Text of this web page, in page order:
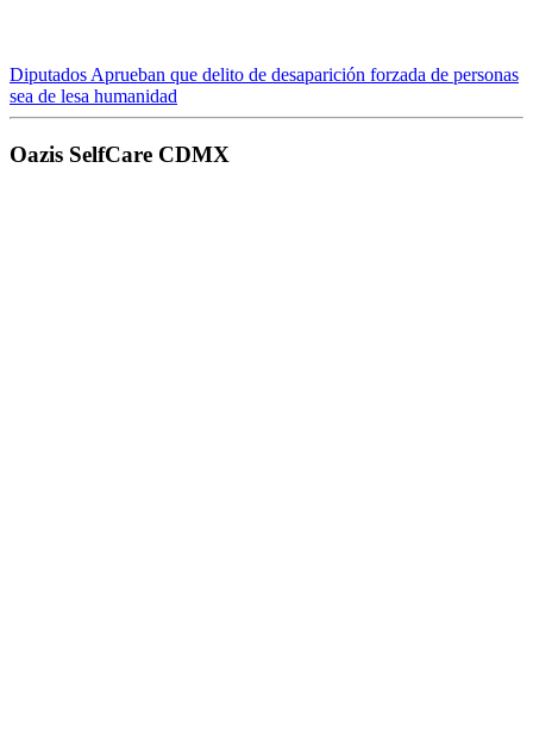
Diputados Aprueban que delito de desaparición forzada de personas
sea de lesa humanidad
Oazis SelfCare CDMX